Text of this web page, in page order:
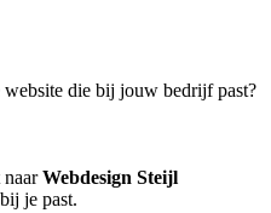
die bij jouw bedrijf past?
naarWebdesign Steijl
je past.